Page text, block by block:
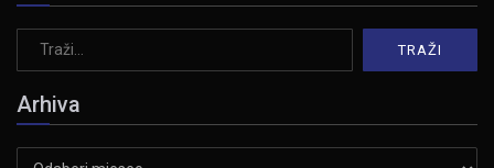
Arhiva